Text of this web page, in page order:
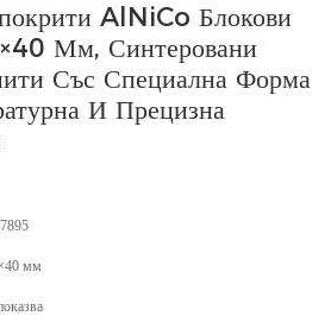
AlNiCo Блокови
Мм, Синтеровани
Със Специална Форма
И Прецизна
мм